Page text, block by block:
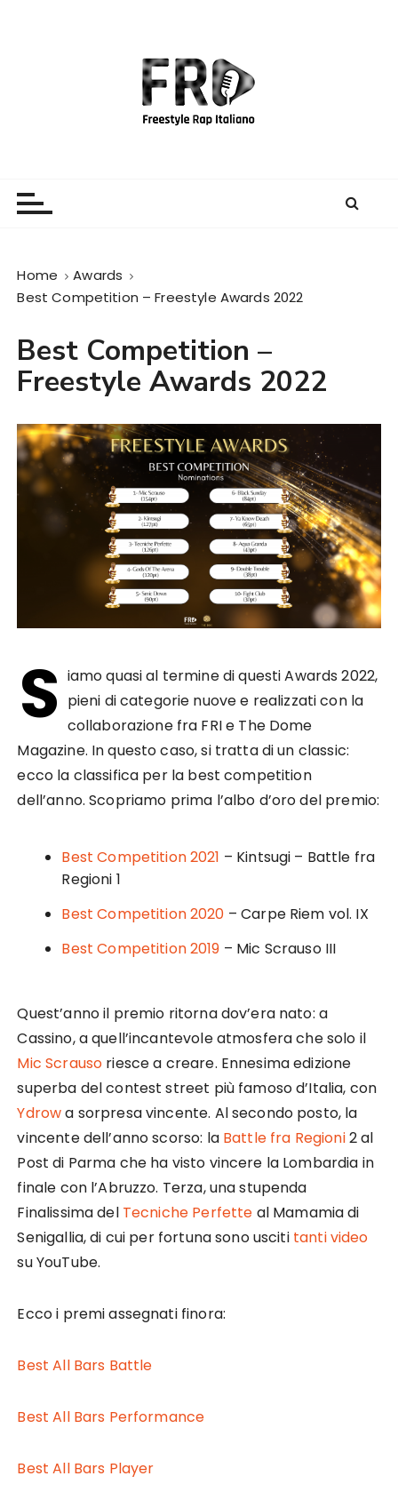
Home
Awards
Best Competition – Freestyle Awards 2022
Best Competition –
Freestyle Awards 2022
S iamo quasi al termine di questi Awards 2022,
pieni di categorie nuove e realizzati con la
collaborazione fra FRI e The Dome
Magazine. In questo caso, si tratta di un classic:
ecco la classifica per la best competition
dell’anno. Scopriamo prima l’albo d’oro del premio:
Best Competition 2021 – Kintsugi – Battle fra
Regioni 1
Best Competition 2020 – Carpe Riem vol. IX
Best Competition 2019 – Mic Scrauso III
Quest’anno il premio ritorna dov’era nato: a
Cassino, a quell’incantevole atmosfera che solo il
Mic Scrauso riesce a creare. Ennesima edizione
superba del contest street più famoso d’Italia, con
Ydrowa sorpresa vincente. Al secondo posto, la
vincente dell’anno scorso: la Battle fra Regioni2 al
Post di Parma che ha visto vincere la Lombardia in
finale con l’Abruzzo. Terza, una stupenda
Finalissima del Tecniche Perfette al Mamamia di
Senigallia, di cui per fortuna sono usciti tanti video
su YouTube.
Ecco i premi assegnati finora:
Best All Bars Battle
Best All Bars Performance
Best All Bars Player